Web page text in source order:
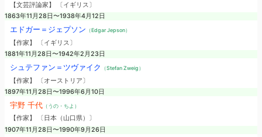
【文芸評論家】 〔イギリス〕
1863年11月28日〜1938年4月12日
エドガー＝ジェプソン （Edgar Jepson）
【作家】 〔イギリス〕
1881年11月28日〜1942年2月23日
シュテファン＝ツヴァイク （Stefan Zweig）
【作家】 〔オーストリア〕
1897年11月28日〜1996年6月10日
宇野 千代（うの・ちよ）
【作家】 〔日本（山口県）〕
1907年11月28日〜1990年9月26日